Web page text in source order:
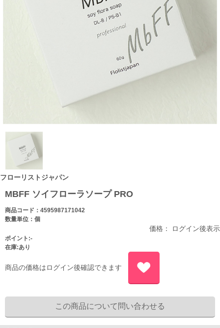
フローリストジャパン
MBFF ソイフローラソープ PRO
商品コード：4595987171042
数量単位：個
価格： ログイン後表示
ポイント:-
在庫:あり
商品の価格はログイン後確認できます